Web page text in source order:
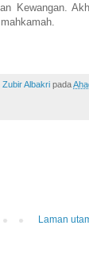
Kewangan.
Zubir Albakri pada
Laman